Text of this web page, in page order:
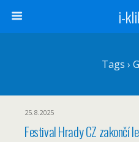
i-
Tags ›
25.8.2025
Festival Hrady CZ zakončí